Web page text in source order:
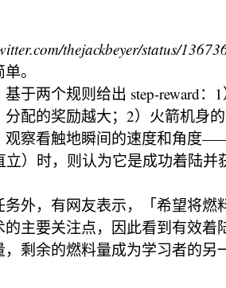
thejackbeyer/status/
。
于两个规则给出 step-reward
配的奖励越大；2）火箭机身的
观察看触地瞬间的速度和角度
立）时，则认为它是成功着陆
外，有网友表示，「希望将
主要关注点，因此看到有效着
，剩余的燃料量成为学习者的